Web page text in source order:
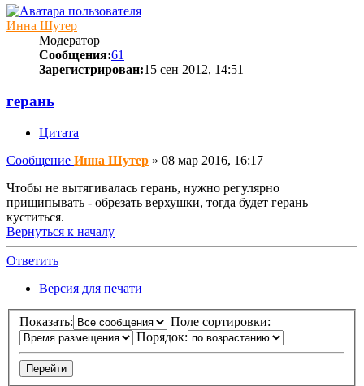
Инна Шутер
Модератор
Сообщения:61
Зарегистрирован:15 сен 2012, 14:51
герань
Цитата
Сообщение Инна Шутер » 08 мар 2016, 16:17
Чтобы не вытягивалась герань, нужно регулярно
прищипывать - обрезать верхушки, тогда будет герань
куститься.
Вернуться к началу
Ответить
Версия для печати
Показать:
Поле сортировки:
Порядок: